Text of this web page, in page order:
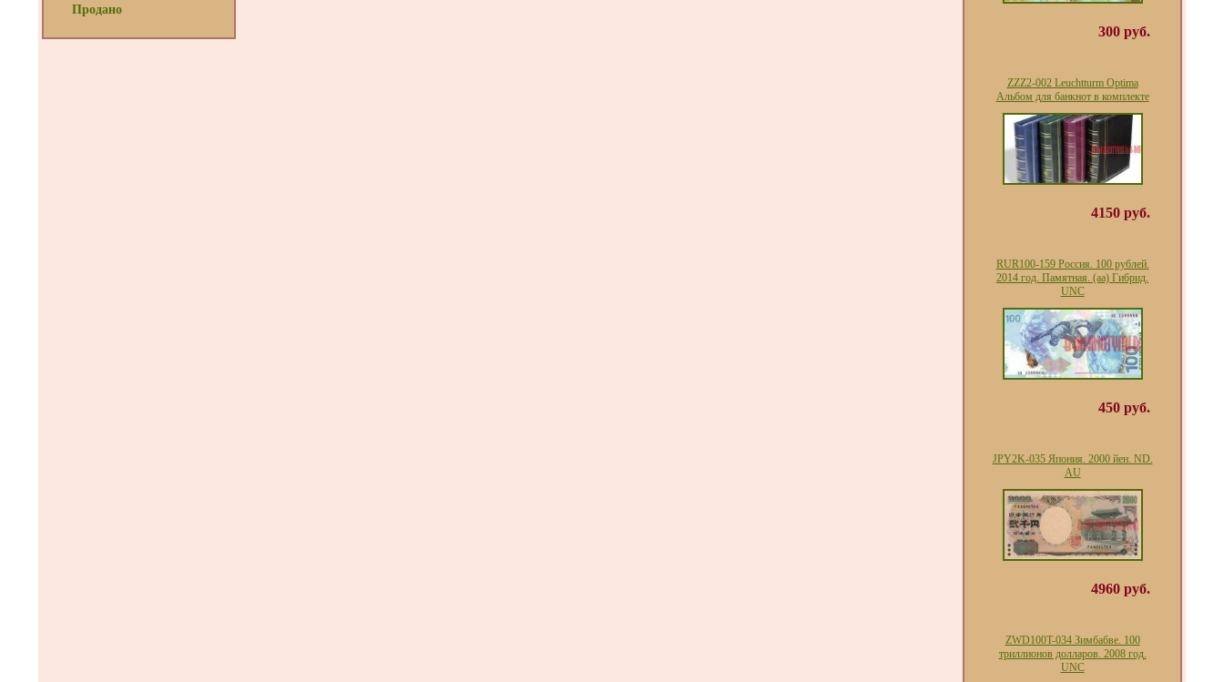
Продано
300 руб.
ZZZ2-002 Leuchtturm Optima
Альбом для банкнот в комплекте
4150 руб.
RUR100-159 Россия. 100 рублей.
2014 год. Памятная. (аа) Гибрид.
UNC
450 руб.
JPY2K-035 Япония. 2000 йен. ND.
AU
4960 руб.
ZWD100T-034 Зимбабве. 100
триллионов долларов. 2008 год.
UNC